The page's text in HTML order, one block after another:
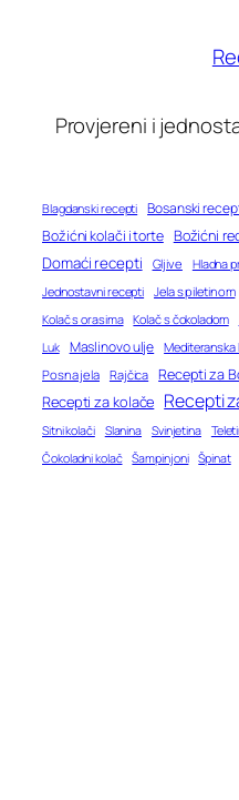
Provjereni i
Blagdanski recepti Bosanski
Božićni kolači i torte Božićni
Domaći recepti Gljive Hladna
Jednostavni recepti Jela s piletinom
Kolač s orasima Kolač s čokoladom
Luk Maslinovo ulje Mediteranska
Posna jela Rajčica Recepti za
Recepti za kolače Recepti
Sitni kolači Slanina Svinjetina
Čokoladni kolač Šampinjoni Špinat